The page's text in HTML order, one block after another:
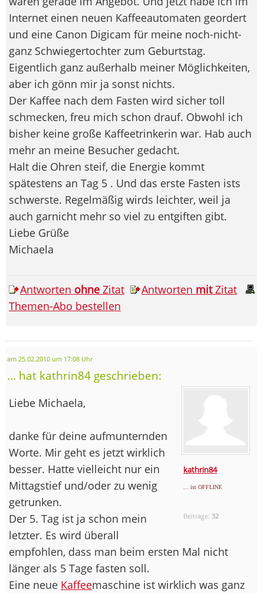
Internet einen neuen Kaffeeautomaten geordert
und eine Canon Digicam für meine noch-nicht-
ganz Schwiegertochter zum Geburtstag.
Eigentlich ganz außerhalb meiner Möglichkeiten,
aber ich gönn mir ja sonst nichts.
Der Kaffee nach dem Fasten wird sicher toll
schmecken, freu mich schon drauf. Obwohl ich
bisher keine große Kaffeetrinkerin war. Hab auch
mehr an meine Besucher gedacht.
Halt die Ohren steif, die Energie kommt
spätestens an Tag 5 . Und das erste Fasten ists
schwerste. Regelmäßig wirds leichter, weil ja
auch garnicht mehr so viel zu entgiften gibt.
Liebe Grüße
Michaela
Antworten ohne Zitat Antworten mitZitat
Themen-Abo bestellen
am 25.02.2010 um 17:08 Uhr
... hat kathrin84 geschrieben:
kathrin84
... ist OFFLINE
Beiträge:32
Liebe Michaela,
danke für deine aufmunternden
Worte. Mir geht es jetzt wirklich
besser. Hatte vielleicht nur ein
Mittagstief und/oder zu wenig
getrunken.
Der 5. Tag ist ja schon mein
letzter. Es wird überall
empfohlen, dass man beim ersten Mal nicht
länger als 5 Tage fasten soll.
Eine neue Kaffeemaschine ist wirklich was ganz